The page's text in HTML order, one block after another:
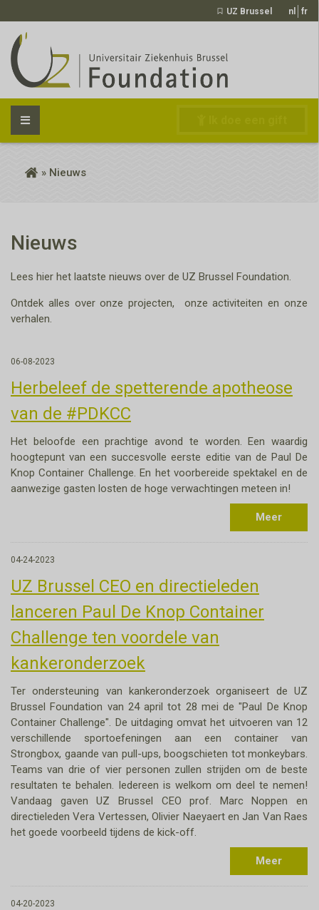
UZ Brussel nl fr
NL » Nieuws
Nieuws
Lees hier het laatste nieuws over de UZ Brussel Foundation.
Ontdek alles over onze projecten, onze activiteiten en onze
verhalen.
06-08-2023
Herbeleef de spetterende apotheose
van de #PDKCC
Het beloofde een prachtige avond te worden. Een waardig
hoogtepunt van een succesvolle eerste editie van de Paul De
Knop Container Challenge. En het voorbereide spektakel en de
aanwezige gasten losten de hoge verwachtingen meteen in!
Meer
04-24-2023
UZ Brussel CEO en directieleden
lanceren Paul De Knop Container
Challenge ten voordele van
kankeronderzoek
Ter ondersteuning van kankeronderzoek organiseert de UZ
Brussel Foundation van 24 april tot 28 mei de "Paul De Knop
Container Challenge". De uitdaging omvat het uitvoeren van 12
verschillende sportoefeningen aan een container van
Strongbox, gaande van pull-ups, boogschieten tot monkeybars.
Teams van drie of vier personen zullen strijden om de beste
resultaten te behalen. Iedereen is welkom om deel te nemen!
Vandaag gaven UZ Brussel CEO prof. Marc Noppen en
directieleden Vera Vertessen, Olivier Naeyaert en Jan Van Raes
het goede voorbeeld tijdens de kick-off.
Meer
04-20-2023